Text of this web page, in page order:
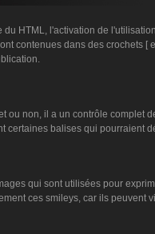
HTML, l'activation de
contenues dans des crochets
ou non, il a un contrôle complet
certaines balises qui pourraient
qui sont utilisées pour
ces smileys, car ils